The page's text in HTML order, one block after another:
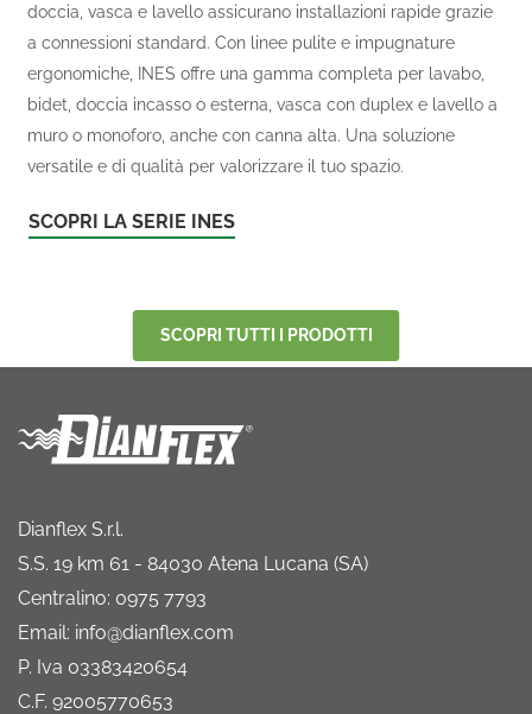
doccia, vasca e lavello assicurano installazioni rapide grazie
a connessioni standard. Con linee pulite e impugnature
ergonomiche, INES offre una gamma completa per lavabo,
bidet, doccia incasso o esterna, vasca con duplex e lavello a
muro o monoforo, anche con canna alta. Una soluzione
versatile e di qualità per valorizzare il tuo spazio.
SCOPRI LA SERIE INES
SCOPRI TUTTI I PRODOTTI
Dianflex S.r.l.
S.S. 19 km 61 - 84030 Atena Lucana (SA)
Centralino: 0975 7793
Email: info@dianflex.com
P. Iva 03383420654
C.F. 92005770653